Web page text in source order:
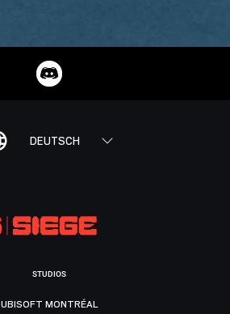
DEUTSCH
STUDIOS
UBISOFT MONTRÉAL